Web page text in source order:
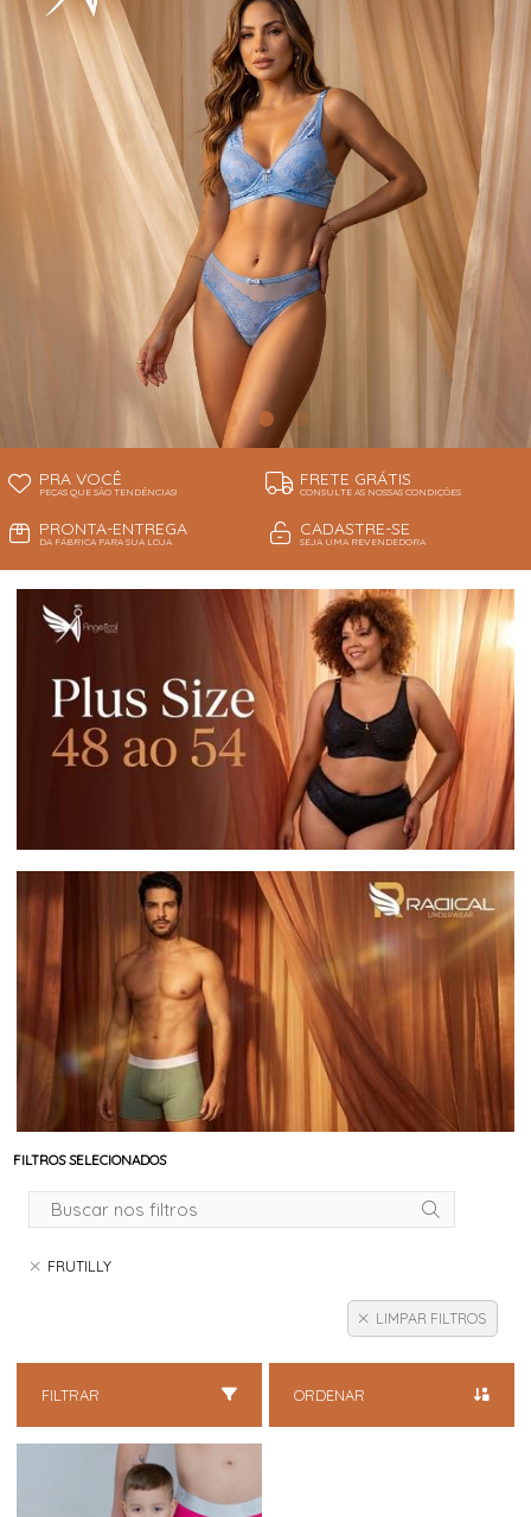
TODOS DE RENDAS & DELICADEZAS
PRA VOCÊ
PEÇAS QUE SÃO TENDÊNCIAS!
FRETE GRÁTIS
CONSULTE AS NOSSAS CONDIÇÕES
PRONTA-ENTREGA
DA FÁBRICA PARA SUA LOJA
CADASTRE-SE
SEJA UMA REVENDEDORA
FILTROS SELECIONADOS
FRUTILLY
LIMPAR FILTROS
FILTRAR ORDENAR